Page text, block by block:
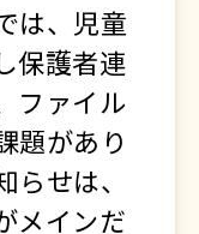
は、児童
保護者連
ファイル
題があり
せは、
メインだ